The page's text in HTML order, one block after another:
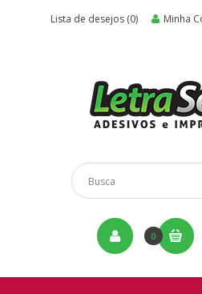
Lista de desejos (0) Minha
0